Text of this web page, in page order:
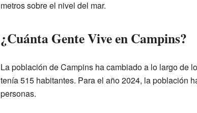
metros sobre el nivel del mar.
¿Cuánta Gente Vive en Campins?
La población de Campins ha cambiado a lo largo de
tenía 515 habitantes. Para el año 2024, la población
personas.